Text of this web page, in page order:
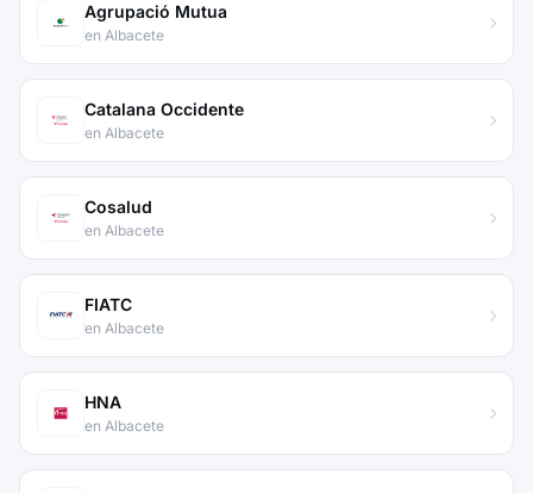
Agrupació Mutua
en Albacete
Catalana Occidente
en Albacete
Cosalud
en Albacete
FIATC
en Albacete
HNA
en Albacete